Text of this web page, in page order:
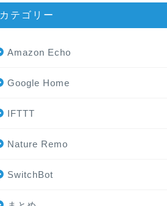
カテゴリー
Amazon Echo
Google Home
IFTTT
Nature Remo
SwitchBot